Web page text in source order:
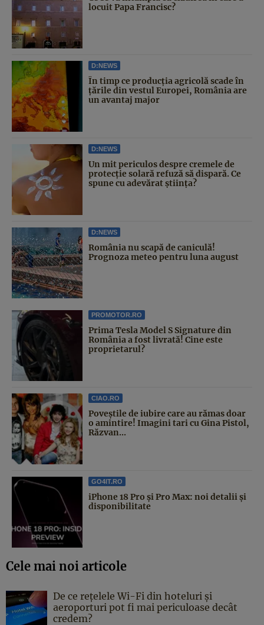
locuit Papa Francisc?
D:NEWS
În timp ce producția agricolă scade în
țările din vestul Europei, România are
un avantaj major
D:NEWS
Un mit periculos despre cremele de
protecție solară refuză să dispară. Ce
spune cu adevărat știința?
D:NEWS
România nu scapă de caniculă!
Prognoza meteo pentru luna august
PROMOTOR.RO
Prima Tesla Model S Signature din
România a fost livrată! Cine este
proprietarul?
CIAO.RO
Poveştile de iubire care au rămas doar
o amintire! Imagini tari cu Gina Pistol,
Răzvan...
GO4IT.RO
iPhone 18 Pro și Pro Max: noi detalii și
disponibilitate
Cele mai noi articole
De ce rețelele Wi-Fi din hoteluri și
aeroporturi pot fi mai periculoase decât
credem?